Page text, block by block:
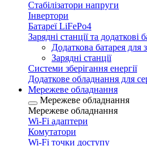
Стабілізатори напруги
Інвертори
Батареї LiFePo4
Зарядні станції та додаткові
Додаткова батарея для
Зарядні станції
Системи зберігання енергії
Додаткове обладнання для
Мережеве обладнання
Мережеве обладнання
Мережеве обладнання
Wi-Fi адаптери
Комутатори
Wi-Fi точки доступу